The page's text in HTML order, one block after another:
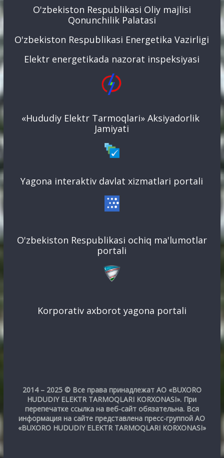
O'zbekiston Respublikasi Oliy majlisi
Qonunchilik Palatasi
O'zbekiston Respublikasi Energetika Vazirligi
Elektr energetikada nazorat inspeksiyasi
«Hududiy Elektr Tarmoqlari» Aksiyadorlik
Jamiyati
Yagona interaktiv davlat xizmatlari portali
O'zbekiston Respublikasi ochiq ma'lumotlar
portali
Korporativ axborot yagona portali
2014 – 2025 © Все права принадлежат АО «BUXORO
HUDUDIY ELEKTR TARMOQLARI KORXONASI». При
перепечатке ссылка на веб-сайт обязательна. Вся
информация на сайте представлена пресс-группой АО
«BUXORO HUDUDIY ELEKTR TARMOQLARI KORXONASI»